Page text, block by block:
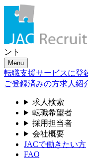
ント
Menu
転職支援サービスに登
ご登録済みの方求人紹
求人検索
転職希望者
採用担当者
会社概要
JACで働きたい方
FAQ